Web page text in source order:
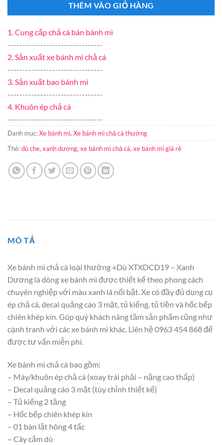
THÊM VÀO GIỎ HÀNG
1. Cung cấp chả cá bán bánh mì
--------------------------------
2. Sản xuất xe bánh mì chả cá
--------------------------------
3. Sản xuất bao bánh mì
--------------------------------
4. Khuôn ép chả cá
--------------------------------
Danh mục:Xe bánh mì, Xe bánh mì chả cá thường
Thẻ:dù che, xanh dương, xe bánh mì chả cá, xe bánh mì giá rẻ
MÔ TẢ
Xe bánh mì chả cá loại thường +Dù XTXDCD19 – Xanh
Dương là dòng xe bánh mì được thiết kế theo phong cách
chuyên nghiệp với màu xanh lá nổi bật. Xe có đầy đủ dụng cụ
ép chả cá, decal quảng cáo 3 mặt, tủ kiếng, tủ tiền và hốc bếp
chiên khép kín. Gúp quý khách nâng tầm sản phẩm cũng như
cạnh tranh với các xe bánh mì khác. Liên hệ 0963 454 868 để
được tư vấn miễn phí.
Xe bánh mì chả cá bao gồm:
– Máy/khuôn ép chả cá (xoay trái phải – nậng cao thấp)
– Decal quảng cáo 3 mặt (tùy chỉnh thiết kế)
– Tủ kiếng 2 tầng
– Hốc bếp chiên khép kín
– 01 bàn lật hông 4 tấc
– Cây cắm dù